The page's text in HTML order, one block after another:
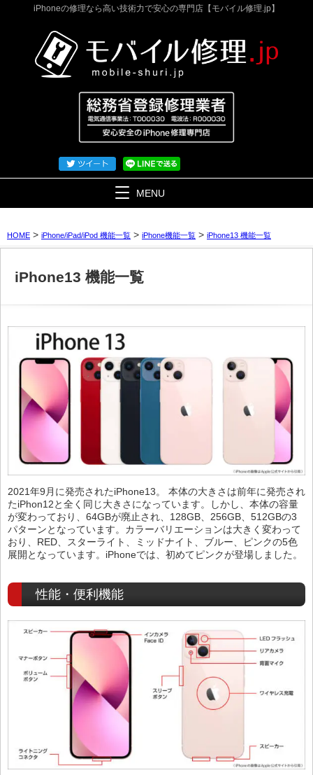
iPhoneの修理なら高い技術力で安心の専門店【モバイル修理.jp】
MENU
HOME > iPhone/iPad/iPod 機能一覧 > iPhone機能一覧 > iPhone13 機能一覧
iPhone13 機能一覧
2021年9月に発売されたiPhone13。 本体の大きさは前年に発売され
たiPhon12と全く同じ大きさになっています。しかし、本体の容量
が変わっており、64GBが廃止され、128GB、256GB、512GBの3
パターンとなっています。カラーバリエーションは大きく変わって
おり、RED、スターライト、ミッドナイト、ブルー、ピンクの5色
展開となっています。iPhoneでは、初めてピンクが登場しました。
性能・便利機能